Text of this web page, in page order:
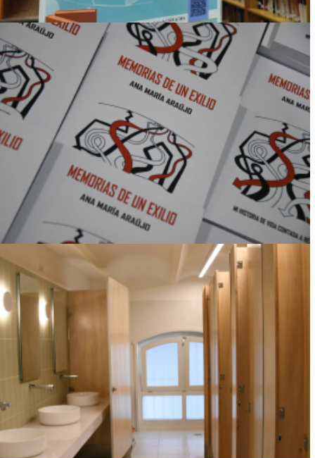
MEMORIAS DE UN EXILIO: UNA REFLEXIÓN
SOBRE LA EXPERIENCIA, LA ESCRITURA Y
LA HISTORIA RECIENTE
Ver más
FINALIZÓ LA REFORMA DEL BAÑO DEL
ENTREPISO
Ver más